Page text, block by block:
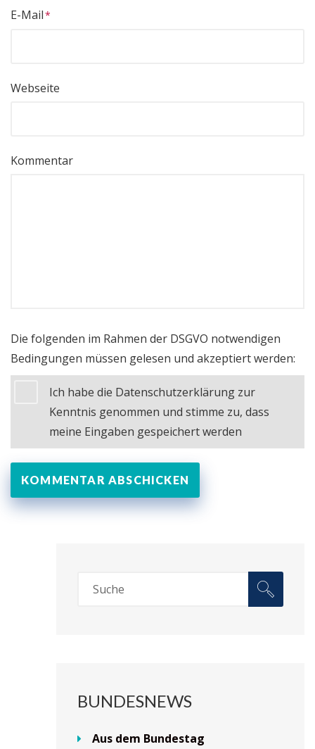
E-Mail
Webseite
Kommentar
Die folgenden im Rahmen der DSGVO notwendigen
Bedingungen müssen gelesen und akzeptiert werden:
Ich habe die Datenschutzerklärung zur
Kenntnis genommen und stimme zu, dass
meine Eingaben gespeichert werden
BUNDESNEWS
Aus dem Bundestag